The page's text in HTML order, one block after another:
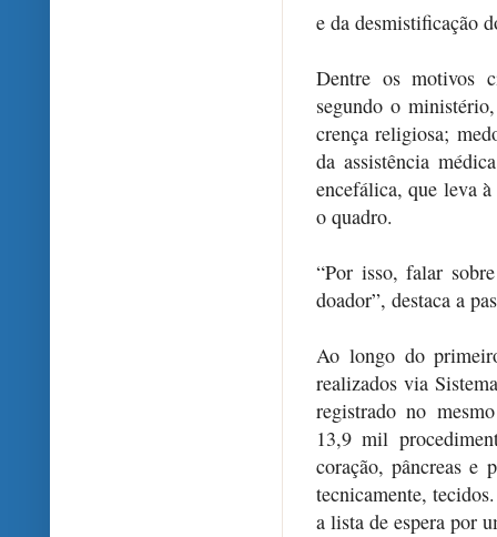
e da desmistificação
Dentre os motivos
segundo o
crença religiosa;
da assistência
encefálica, que leva
o quadro.
“Por isso, falar
doador”, destaca a
Ao longo do
realizados via
registrado no
13,9 mil
coração, pâncreas e
tecnicamente,
a lista de espera por